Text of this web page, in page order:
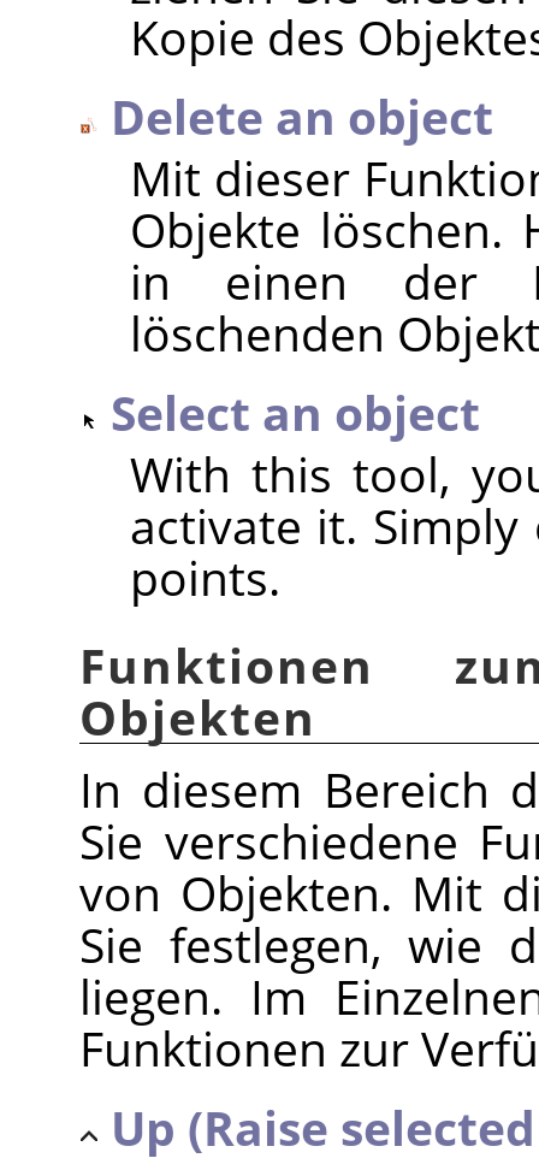
Kopie des
Delete an object
Mit dieser
Objekte löschen.
in einen der
löschenden
Select an object
With this tool,
activate it.
points.
Funktionen
Objekten
In diesem Bereich
Sie verschiedene
von Objekten. Mit
Sie festlegen, wie
liegen. Im
Funktionen zur
Up (Raise